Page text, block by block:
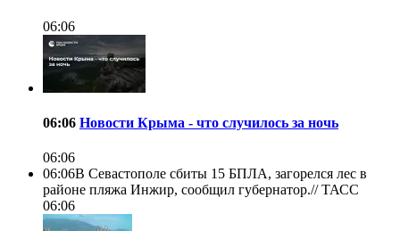
06:06
06:06 Новости Крыма - что случилось за ночь
06:06
06:06В Севастополе сбиты 15 БПЛА, загорелся лес в
районе пляжа Инжир, сообщил губернатор.//ТАСС
06:06